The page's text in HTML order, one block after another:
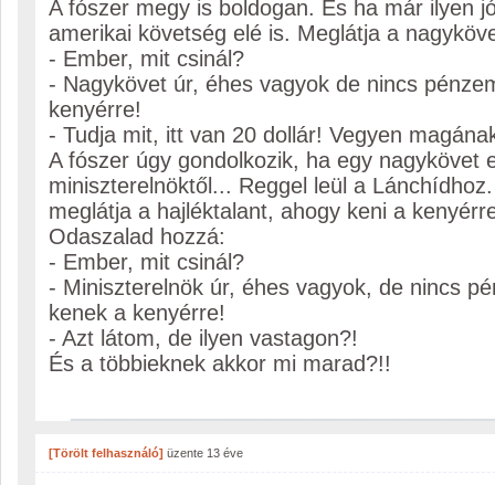
A fószer megy is boldogan. És ha már ilyen
amerikai követség elé is. Meglátja a
- Ember, mit csinál?
- Nagykövet úr, éhes vagyok de nincs
kenyérre!
- Tudja mit, itt van 20 dollár! Vegyen
A fószer úgy gondolkozik, ha egy nagykövet
miniszterelnöktől... Reggel leül a
meglátja a hajléktalant, ahogy keni a
Odaszalad hozzá:
- Ember, mit csinál?
- Miniszterelnök úr, éhes vagyok, de nincs
kenek a kenyérre!
- Azt látom, de ilyen vastagon?!
És a többieknek akkor mi marad?!!
[Törölt felhasználó] üzente 13 éve